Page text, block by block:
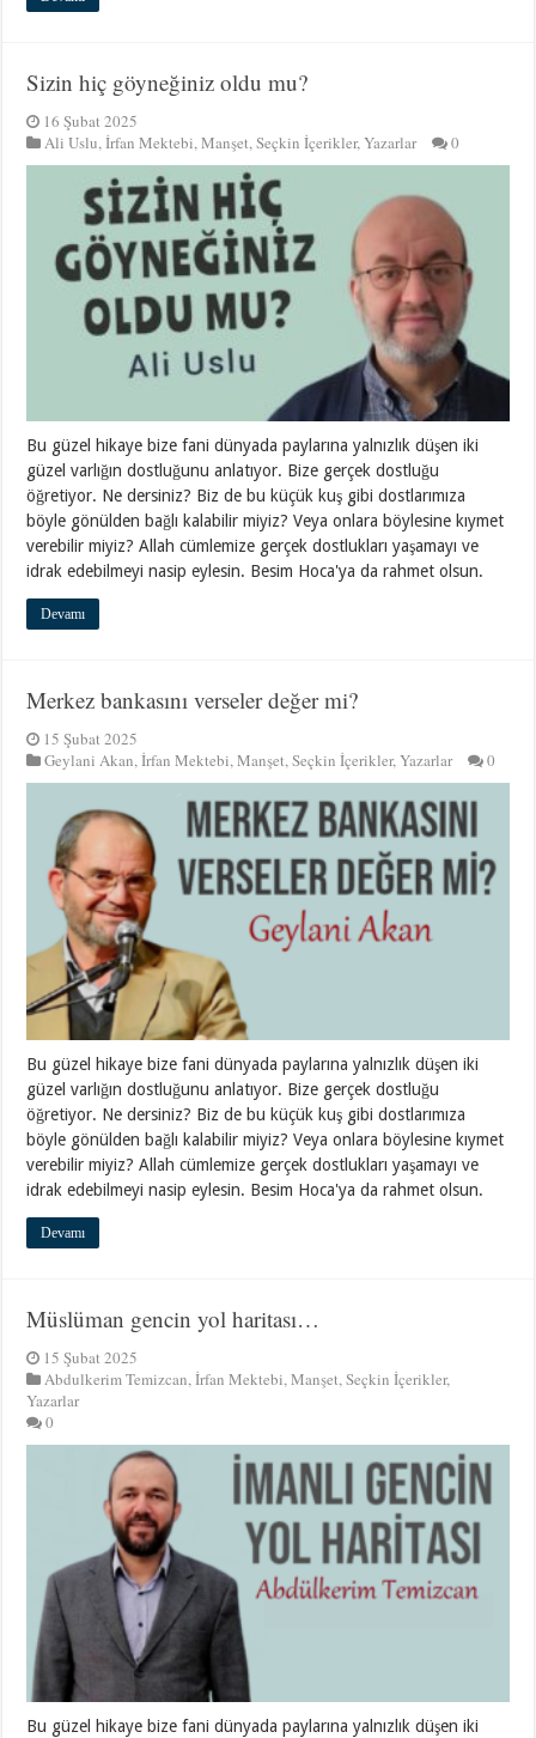
Sizin hiç göyneğiniz oldu mu?
16 Şubat 2025
Ali Uslu,İrfan Mektebi,Manşet,Seçkin İçerikler,Yazarlar 0
Bu güzel hikaye bize fani dünyada paylarına yalnızlık düşen iki
güzel varlığın dostluğunu anlatıyor. Bize gerçek dostluğu
öğretiyor. Ne dersiniz? Biz de bu küçük kuş gibi dostlarımıza
böyle gönülden bağlı kalabilir miyiz? Veya onlara böylesine kıymet
verebilir miyiz? Allah cümlemize gerçek dostlukları yaşamayı ve
idrak edebilmeyi nasip eylesin. Besim Hoca'ya da rahmet olsun.
Devamı
Merkez bankasını verseler değer mi?
15 Şubat 2025
Geylani Akan,İrfan Mektebi,Manşet,Seçkin İçerikler,Yazarlar 0
Bu güzel hikaye bize fani dünyada paylarına yalnızlık düşen iki
güzel varlığın dostluğunu anlatıyor. Bize gerçek dostluğu
öğretiyor. Ne dersiniz? Biz de bu küçük kuş gibi dostlarımıza
böyle gönülden bağlı kalabilir miyiz? Veya onlara böylesine kıymet
verebilir miyiz? Allah cümlemize gerçek dostlukları yaşamayı ve
idrak edebilmeyi nasip eylesin. Besim Hoca'ya da rahmet olsun.
Devamı
Müslüman gencin yol haritası…
15 Şubat 2025
Abdulkerim Temizcan,İrfan Mektebi,Manşet,Seçkin İçerikler,
Yazarlar
0
Bu güzel hikaye bize fani dünyada paylarına yalnızlık düşen iki